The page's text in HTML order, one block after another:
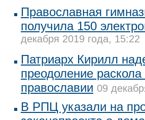
Православная
получила 150
декабря 2019 года, 15:22
Патриарх Кирилл
преодоление
православии 09
В РПЦ указали на